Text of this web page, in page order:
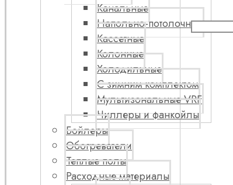
Канальные
Напольно-потолочные
Кассетные
Колонные
Холодильные
С зимним комплектом
Мультизональные VRF
Чиллеры и фанкойлы
Бойлеры
Обогреватели
Теплые полы
Расходные материалы